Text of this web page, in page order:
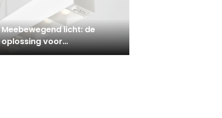
Meebewegend licht: de
oplossing voor
kantoorruimtes